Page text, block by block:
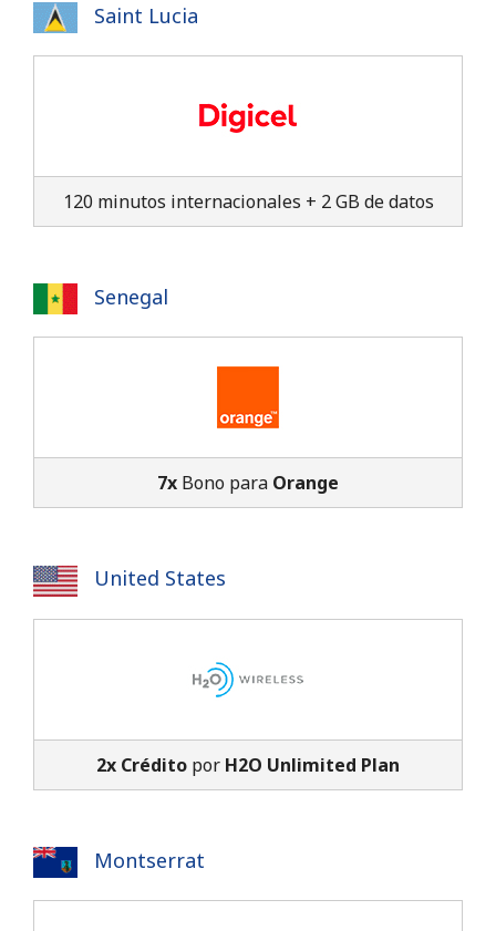
Saint Lucia
120 minutos internacionales + 2 GB de datos
Senegal
7x Bono para Orange
United States
2x Crédito por H2O Unlimited Plan
Montserrat